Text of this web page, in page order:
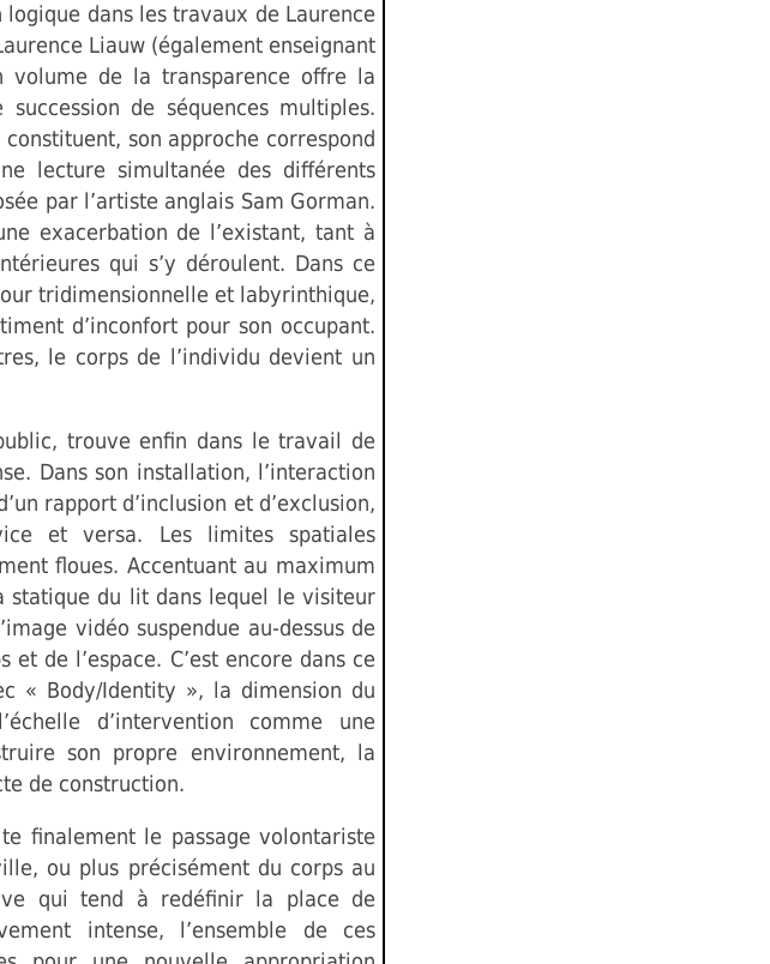
dans les travaux de Laurence
Liauw (également enseignant
volume de la transparence offre la
de séquences multiples.
son approche correspond
lecture simultanée des différents
par l’artiste anglais Sam Gorman.
exacerbation de l’existant, tant à
qui s’y déroulent. Dans ce
tridimensionnelle et labyrinthique,
d’inconfort pour son occupant.
le corps de l’individu devient un
trouve enfin dans le travail de
Dans son installation, l’interaction
rapport d’inclusion et d’exclusion,
et versa. Les limites spatiales
floues. Accentuant au maximum
du lit dans lequel le visiteur
vidéo suspendue au-dessus de
de l’espace. C’est encore dans ce
« Body/Identity », la dimension du
d’intervention comme une
son propre environnement, la
de construction.
finalement le passage volontariste
ou plus précisément du corps au
qui tend à redéfinir la place de
intense, l’ensemble de ces